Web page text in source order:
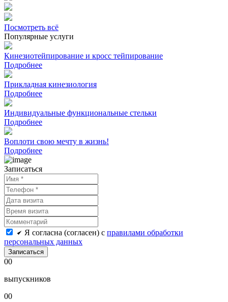
Посмотреть всё
Популярные услуги
Кинезиотейпирование и кросс тейпирование
Подробнее
Прикладная кинезиология
Подробнее
Индивидуальные функциональные стельки
Подробнее
Воплоти свою мечту в жизнь!
Подробнее
Записаться
Я согласна (согласен) с правилами обработки
персональных данных
Записаться
00
выпускников
00